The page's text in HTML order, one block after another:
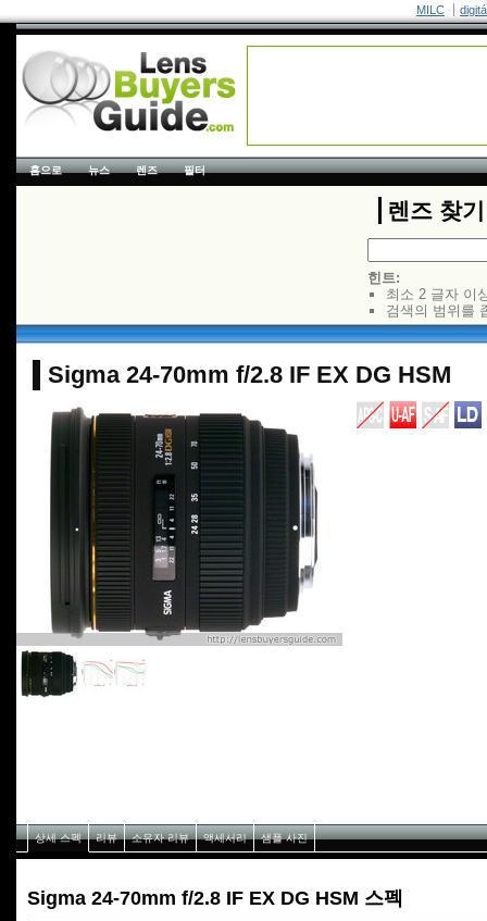
MILC
홈으로 뉴스 렌즈 필터
렌즈 찾기
힌트:
최소 2 글자 이
검색의 범위를
Sigma 24-70mm f/2.8 IF EX DG HSM
상세 스펙 리뷰 소유자 리뷰 액세서리 샘플 사진
Sigma 24-70mm f/2.8 IF EX DG HSM 스펙